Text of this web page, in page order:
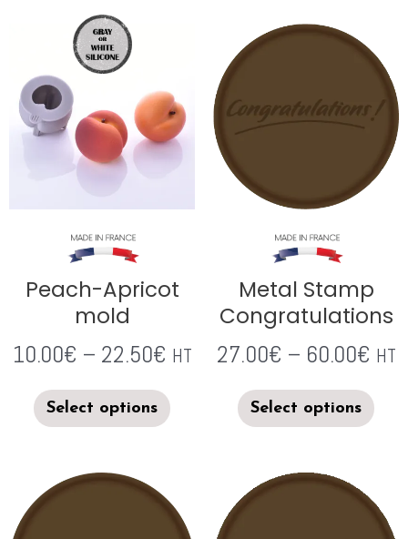
Peach-Apricot
mold
10.00€ – 22.50€ HT
Select options
Metal Stamp
Congratulations
27.00€ – 60.00€ HT
Select options